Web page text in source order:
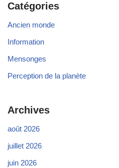
Catégories
Ancien monde
Information
Mensonges
Perception de la planète
Archives
août 2026
juillet 2026
juin 2026